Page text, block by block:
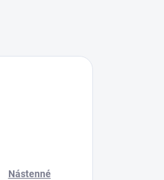
Nástenné